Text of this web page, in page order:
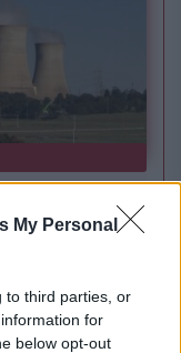
My Personal
to third parties, or
for
below opt-out
european
susține